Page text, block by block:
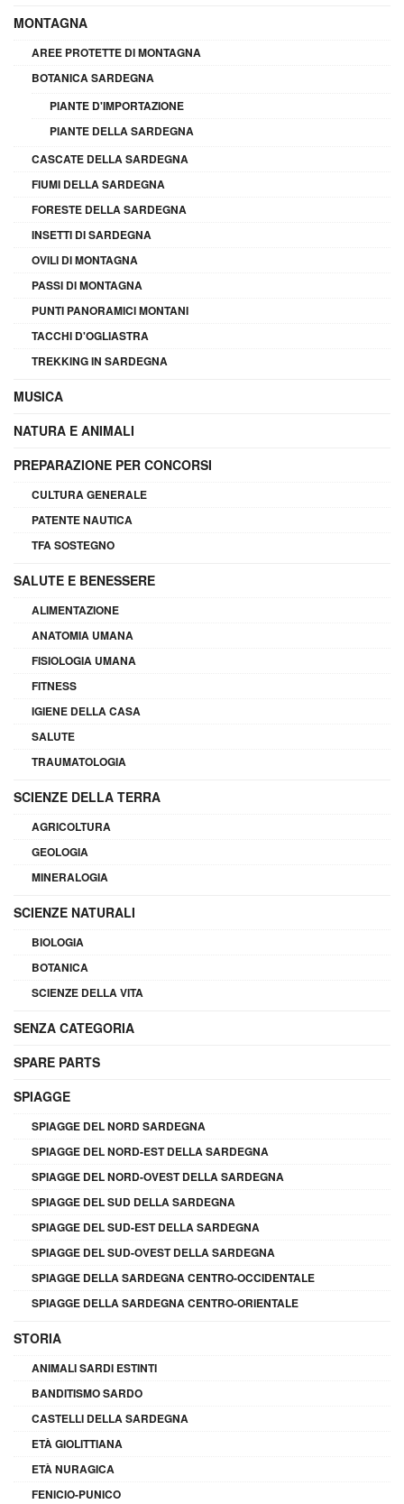
MONTAGNA
AREE PROTETTE DI MONTAGNA
BOTANICA SARDEGNA
PIANTE D'IMPORTAZIONE
PIANTE DELLA SARDEGNA
CASCATE DELLA SARDEGNA
FIUMI DELLA SARDEGNA
FORESTE DELLA SARDEGNA
INSETTI DI SARDEGNA
OVILI DI MONTAGNA
PASSI DI MONTAGNA
PUNTI PANORAMICI MONTANI
TACCHI D'OGLIASTRA
TREKKING IN SARDEGNA
MUSICA
NATURA E ANIMALI
PREPARAZIONE PER CONCORSI
CULTURA GENERALE
PATENTE NAUTICA
TFA SOSTEGNO
SALUTE E BENESSERE
ALIMENTAZIONE
ANATOMIA UMANA
FISIOLOGIA UMANA
FITNESS
IGIENE DELLA CASA
SALUTE
TRAUMATOLOGIA
SCIENZE DELLA TERRA
AGRICOLTURA
GEOLOGIA
MINERALOGIA
SCIENZE NATURALI
BIOLOGIA
BOTANICA
SCIENZE DELLA VITA
SENZA CATEGORIA
SPARE PARTS
SPIAGGE
SPIAGGE DEL NORD SARDEGNA
SPIAGGE DEL NORD-EST DELLA SARDEGNA
SPIAGGE DEL NORD-OVEST DELLA SARDEGNA
SPIAGGE DEL SUD DELLA SARDEGNA
SPIAGGE DEL SUD-EST DELLA SARDEGNA
SPIAGGE DEL SUD-OVEST DELLA SARDEGNA
SPIAGGE DELLA SARDEGNA CENTRO-OCCIDENTALE
SPIAGGE DELLA SARDEGNA CENTRO-ORIENTALE
STORIA
ANIMALI SARDI ESTINTI
BANDITISMO SARDO
CASTELLI DELLA SARDEGNA
ETÀ GIOLITTIANA
ETÀ NURAGICA
FENICIO-PUNICO